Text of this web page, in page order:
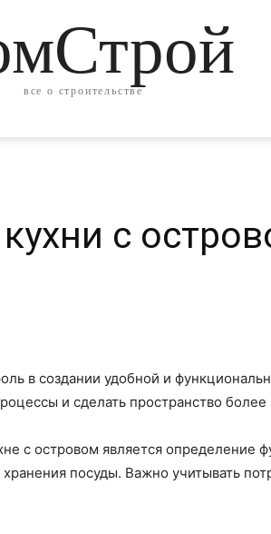
все о строительстве
с
в создании удобной и
и сделать пространство
с островом является определение
посуды. Важно учитывать